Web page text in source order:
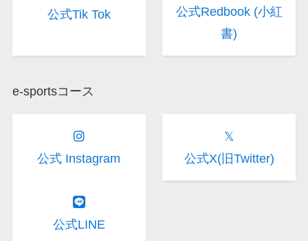
公式Tik Tok
公式Redbook (小紅
書)
e-sportsコース
公式 Instagram
𝕏
公式X(旧Twitter)
公式LINE